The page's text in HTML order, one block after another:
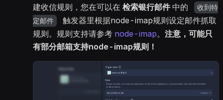
建收信规则，您在可以在 检索银行邮件中的
收到特
定邮件
触发器里根据node-imap规则设定邮件抓取
规则。规则支持请参考 node-imap。 注意，可能只
有部分邮箱支持node-imap规则！